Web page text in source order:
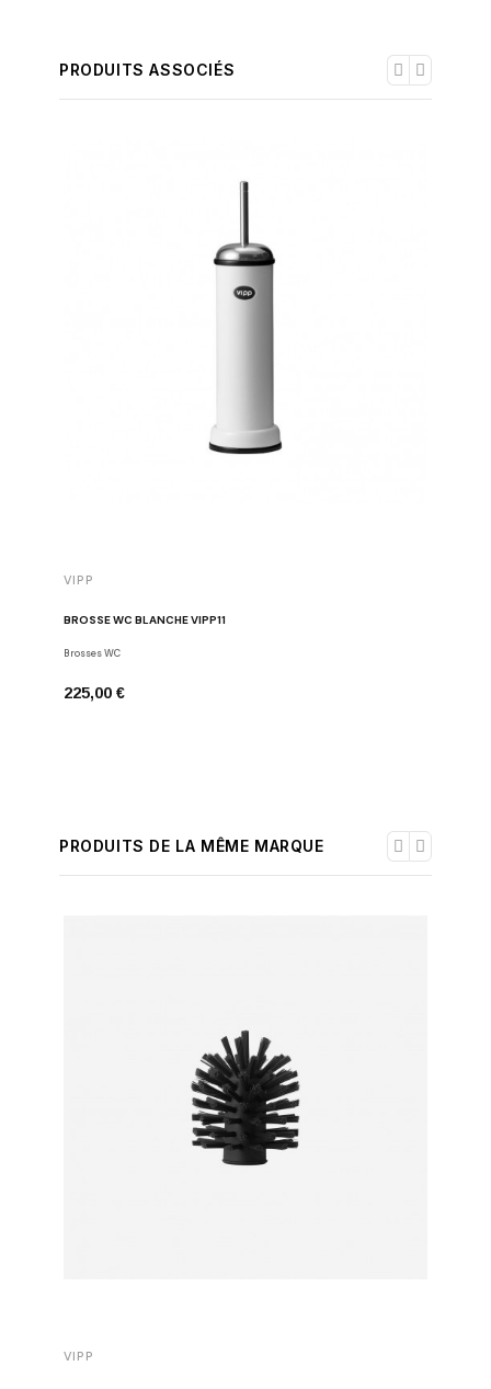
PRODUITS ASSOCIÉS
VIPP
BROSSE WC BLANCHE VIPP11
Brosses WC
225,00 €
PRODUITS DE LA MÊME MARQUE
VIPP